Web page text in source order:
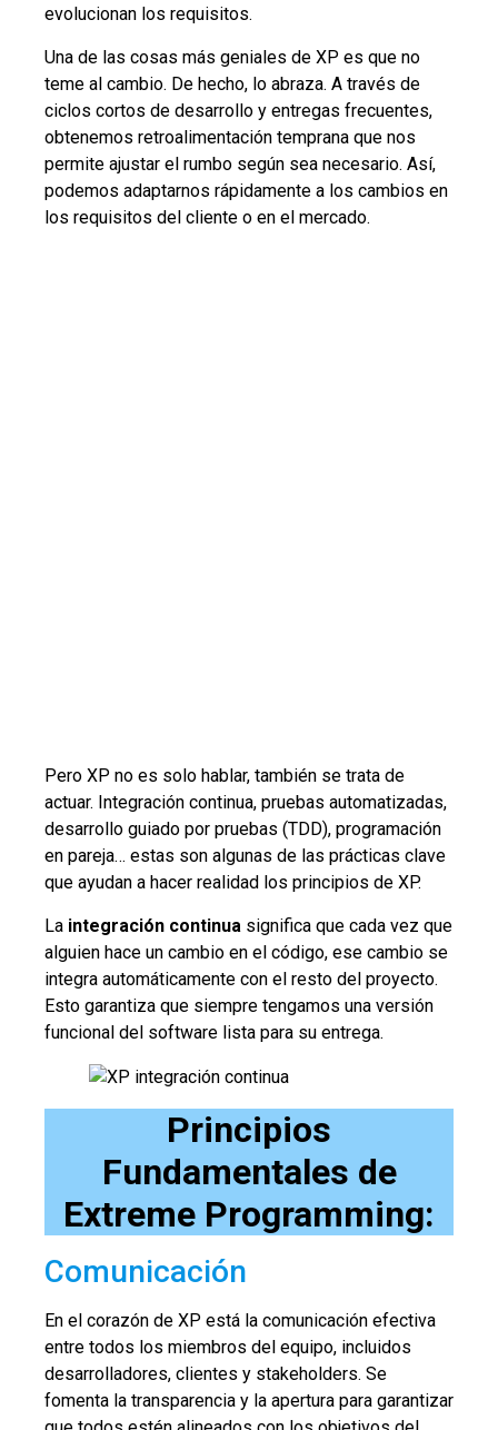
evolucionan los requisitos.
Una de las cosas más geniales de XP es que no
teme al cambio. De hecho, lo abraza. A través de
ciclos cortos de desarrollo y entregas frecuentes,
obtenemos retroalimentación temprana que nos
permite ajustar el rumbo según sea necesario. Así,
podemos adaptarnos rápidamente a los cambios en
los requisitos del cliente o en el mercado.
Pero XP no es solo hablar, también se trata de
actuar. Integración continua, pruebas automatizadas,
desarrollo guiado por pruebas (TDD), programación
en pareja… estas son algunas de las prácticas clave
que ayudan a hacer realidad los principios de XP.
La integración continua significa que cada vez que
alguien hace un cambio en el código, ese cambio se
integra automáticamente con el resto del proyecto.
Esto garantiza que siempre tengamos una versión
funcional del software lista para su entrega.
Principios
Fundamentales de
Extreme Programming:
Comunicación
En el corazón de XP está la comunicación efectiva
entre todos los miembros del equipo, incluidos
desarrolladores, clientes y stakeholders. Se
fomenta la transparencia y la apertura para garantizar